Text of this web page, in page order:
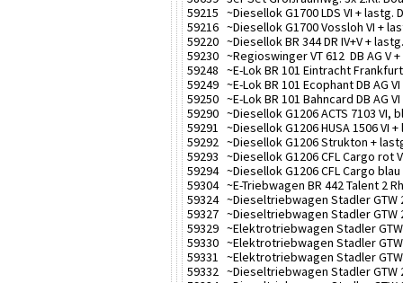
59215 ~Diesellok G1700 LDS VI + lastg.
59216 ~Diesellok G1700 Vossloh VI +
59220 ~Diesellok BR 344 DR IV+V +
59230 ~Regioswinger VT 612 DB AG V
59248 ~E-Lok BR 101 Eintracht Frankfurt
59249 ~E-Lok BR 101 Ecophant DB AG
59250 ~E-Lok BR 101 Bahncard DB AG
59290 ~Diesellok G1206 ACTS 7103 VI,
59291 ~Diesellok G1206 HUSA 1506 VI
59292 ~Diesellok G1206 Strukton +
59293 ~Diesellok G1206 CFL Cargo rot
59294 ~Diesellok G1206 CFL Cargo blau
59304 ~E-Triebwagen BR 442 Talent 2
59324 ~Dieseltriebwagen Stadler GTW
59327 ~Dieseltriebwagen Stadler GTW
59329 ~Elektrotriebwagen Stadler GTW
59330 ~Elektrotriebwagen Stadler
59331 ~Elektrotriebwagen Stadler
59332 ~Dieseltriebwagen Stadler GTW